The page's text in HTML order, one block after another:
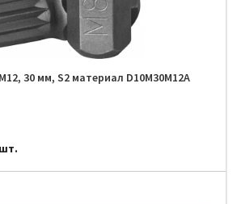
30 мм, S2 материал D10M30M12A